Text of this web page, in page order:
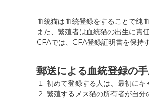
n
R
e
i
o
n
S
血統猫は血統登録をすることで純
また、繁殖者は血統猫の出生に責
CFAでは、CFA登録証明書を保持
郵送による血統登録の
初めて登録する人は、最初にキ
繁殖するメス猫の所有者が自分